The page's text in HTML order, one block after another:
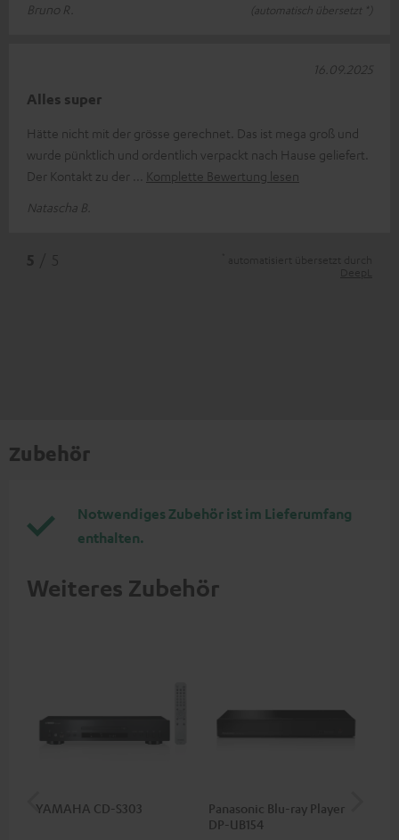
Bruno R.
(automatisch übersetzt *)
Alles super
Hätte nicht mit der grösse gerechnet. Das ist mega groß und
wurde pünktlich und ordentlich verpackt nach Hause geliefert.
Der Kontakt zu der
Komplette Bewertung lesen
Natascha B.
16.09.2025
Zubehör
Notwendiges Zubehör ist im Lieferumfang
enthalten.
Weiteres Zubehör
YAMAHA CD-S303
Panasonic Blu-ray Player
DP-UB154